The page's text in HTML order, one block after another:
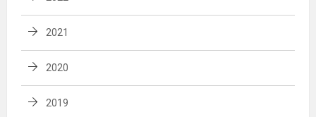
2021
2020
2019